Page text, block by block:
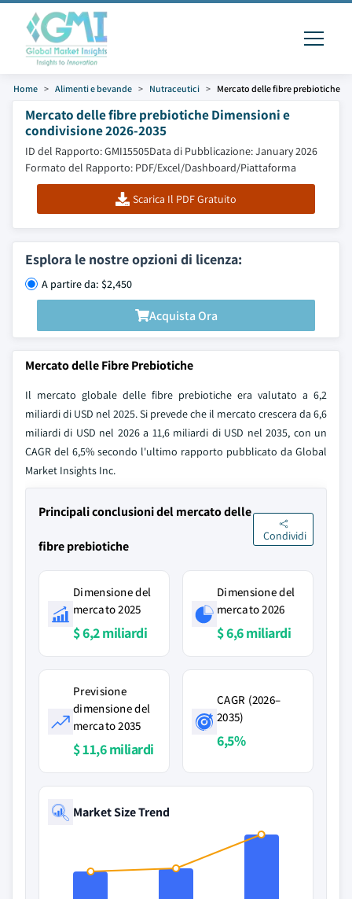
Home Alimenti e bevande Nutraceutici Mercato delle fibre prebiotiche
Mercato delle fibre prebiotiche Dimensioni e
condivisione 2026-2035
ID del Rapporto: GMI15505Data di Pubblicazione: January 2026
Formato del Rapporto: PDF/Excel/Dashboard/Piattaforma
Scarica Il PDF Gratuito
Esplora le nostre opzioni di licenza:
A partire da: $2,450
Acquista Ora
Mercato delle Fibre Prebiotiche
Il mercato globale delle fibre prebiotiche era valutato a 6,2
miliardi di USD nel 2025. Si prevede che il mercato crescera da 6,6
miliardi di USD nel 2026 a 11,6 miliardi di USD nel 2035, con un
CAGR del 6,5% secondo l'ultimo rapporto pubblicato da Global
Market Insights Inc.
Principali conclusioni del mercato delle
fibre prebiotiche
Condividi
Dimensione del
mercato 2025
$ 6,2 miliardi
Dimensione del
mercato 2026
$ 6,6 miliardi
Previsione
dimensione del
mercato 2035
$ 11,6 miliardi
CAGR (2026–
2035)
6,5%
Market Size Trend